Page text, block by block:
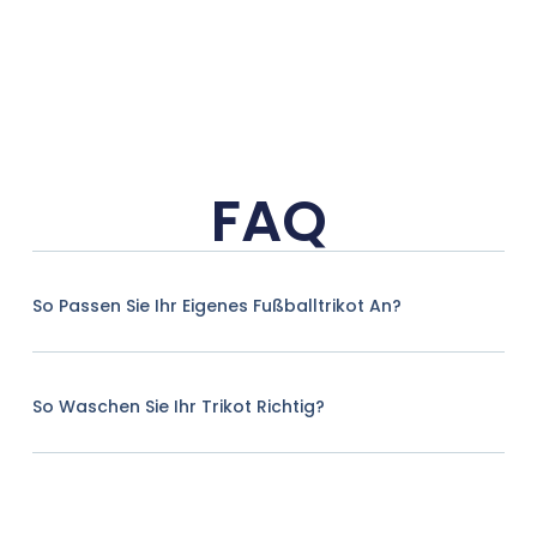
FAQ
So Passen Sie Ihr Eigenes Fußballtrikot An?
So Waschen Sie Ihr Trikot Richtig?